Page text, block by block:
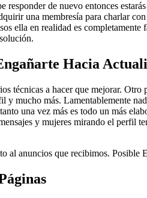
de nuevo entonces
una membresía para charlar
ella en realidad es
Hacia
técnicas a hacer que mejorar.
y mucho más. Lamentablemente
una vez más es todo un más
y mujeres mirando el perfil
al anuncios que recibimos.